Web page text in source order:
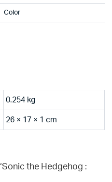
Color
0.254 kg
26 × 17 × 1 cm
the Hedgehog :